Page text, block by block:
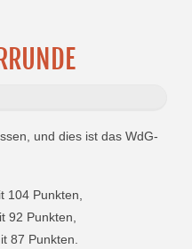
und dies ist das WdG-
104 Punkten,
92 Punkten,
87 Punkten.